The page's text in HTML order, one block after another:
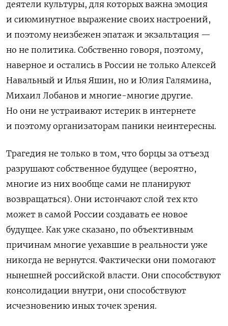
деятели культуры, для которых важна эмоция
и сиюминутное выражение своих настроений,
и поэтому неизбежен эпатаж и экзальтация —
но не политика. Собственно говоря, поэтому,
наверное и остались в России не только Алексей
Навальный и Илья Яшин, но и Юлия Галямина,
Михаил Лобанов и многие-многие другие.
Но они не устраивают истерик в интернете
и поэтому организаторам паники неинтересны.
Трагедия не только в том, что борцы за отъезд
разрушают собственное будущее (вероятно,
многие из них вообще сами не планируют
возвращаться). Они истончают слой тех кто
может в самой России создавать ее новое
будущее. Как уже сказано, по объективным
причинам многие уехавшие в реальности уже
никогда не вернутся. Фактически они помогают
нынешней российской власти. Они способствуют
консолидации внутри, они способствуют
исчезновению иных точек зрения.